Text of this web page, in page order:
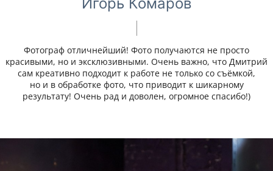
Фотограф отличнейший! Фото получаются не просто
красивыми, но и эксклюзивными. Очень важно, что Дмитрий
сам креативно подходит к работе не только со съёмкой,
но и в обработке фото, что приводит к шикарному
результату! Очень рад и доволен, огромное спасибо!)